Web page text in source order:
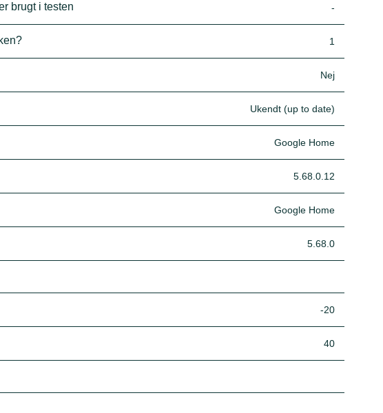
brugt i testen -
1
Nej
Ukendt (up to date)
Google Home
5.68.0.12
Google Home
5.68.0
-20
40